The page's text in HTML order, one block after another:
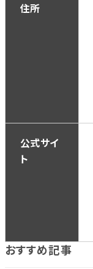
住所
公式サイ
ト
おすすめ記事